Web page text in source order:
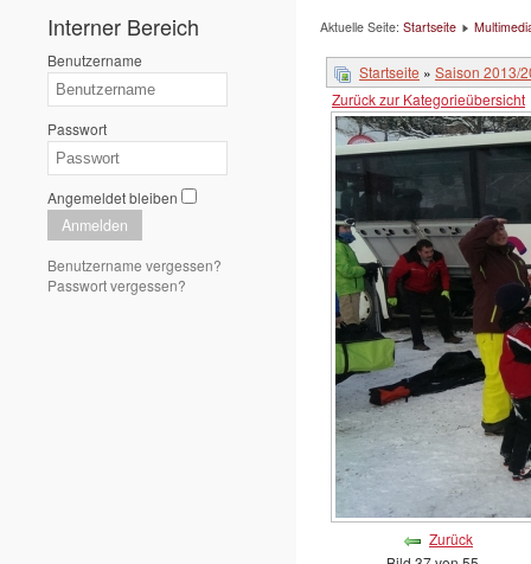
Interner Bereich
Benutzername
Passwort
Angemeldet bleiben
Anmelden
Benutzername vergessen?
Passwort vergessen?
Aktuelle Seite: Startseite
Startseite » Saison 2013/
Zurück zur Kategorieübersicht
Zurück